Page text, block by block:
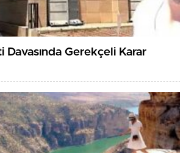
Davasında Gerekçeli Karar